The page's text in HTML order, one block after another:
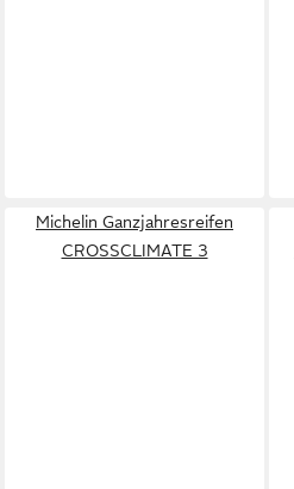
Michelin Ganzjahresreifen
CROSSCLIMATE 3